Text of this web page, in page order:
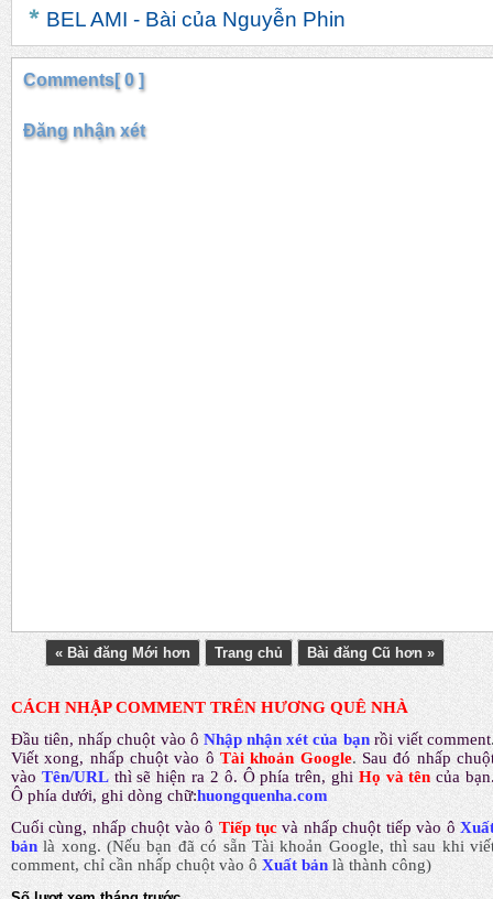
BEL AMI - Bài của Nguyễn Phin
Comments[ 0 ]
Đăng nhận xét
« Bài đăng Mới hơn Trang chủ Bài đăng Cũ hơn »
CÁCH NHẬP COMMENT TRÊN HƯƠNG QUÊ NHÀ
Đầu tiên, nhấp chuột vào ô Nhập nhận xét của bạn rồi viết comment
Viết xong, nhấp chuột vào ô Tài khoản Google. Sau đó nhấp
vào Tên/URL thì sẽ hiện ra 2 ô. Ô phía trên, ghiHọ và tên của
Ô phía dưới, ghi dòng chữ:huongquenha.com
Cuối cùng, nhấp chuột vào ô Tiếp tục và nhấp chuột tiếp vào ô
bản là xong.(Nếu bạn đã có sẵn Tài khoản Google, thì sau khi
comment, chỉ cần nhấp chuột vào ô Xuất bản là thành công)